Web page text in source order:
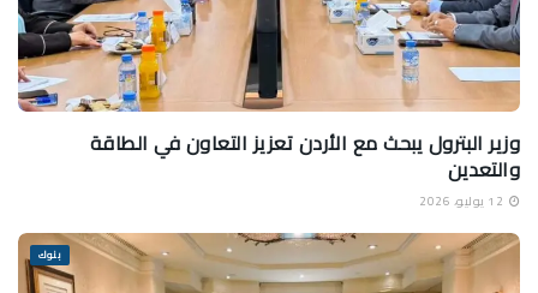
وزير البترول يبحث مع الأردن تعزيز التعاون في الطاقة
والتعدين
بنوك